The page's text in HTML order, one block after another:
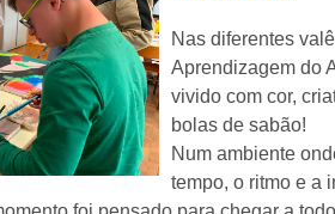
Nas diferentes
Aprendizagem do
vivido com cor,
bolas de sabão!
Num ambiente
tempo, o ritmo e a